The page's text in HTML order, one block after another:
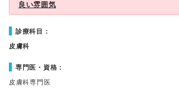
良い雰囲気
診療科目：
皮膚科
専門医・資格：
皮膚科専門医